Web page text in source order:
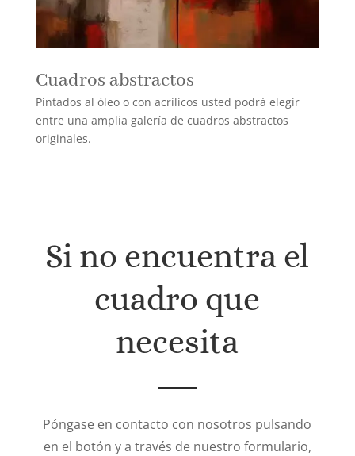
Cuadros abstractos
Pintados al óleo o con acrílicos usted podrá elegir
entre una amplia galería de cuadros abstractos
originales.
Si no encuentra el
cuadro que
necesita
Póngase en contacto con nosotros pulsando
en el botón y a través de nuestro formulario,